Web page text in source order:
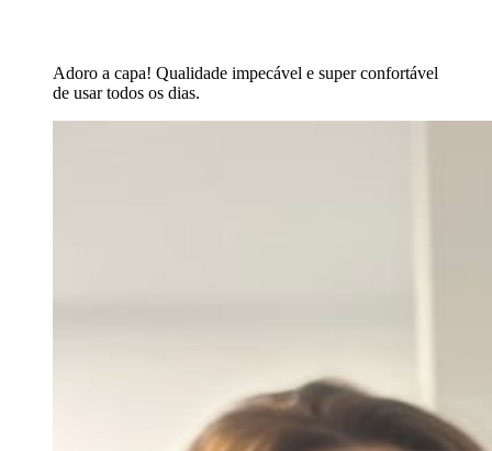
Adoro a capa! Qualidade impecável e super confortável
de usar todos os dias.